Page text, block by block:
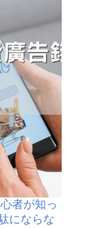
者が知っ
にならな